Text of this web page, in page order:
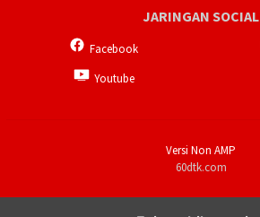
JARINGAN SOCIAL
Facebook
Youtube
Versi Non AMP
60dtk.com